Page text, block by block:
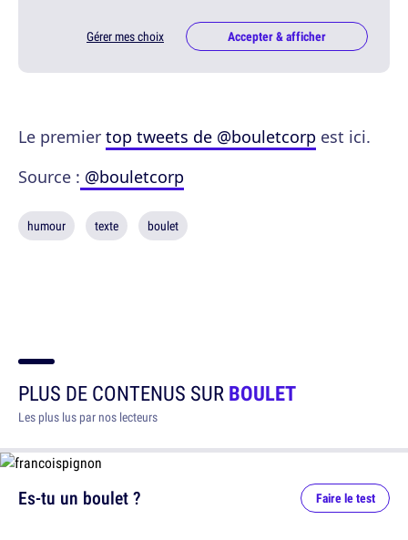
Gérer mes choix Accepter & afficher
Le premier top tweets de @bouletcorp est ici.
Source : @bouletcorp
humour texte boulet
PLUS DE CONTENUS SURBOULET
Les plus lus par nos lecteurs
Es-tu un boulet ? Faire le test